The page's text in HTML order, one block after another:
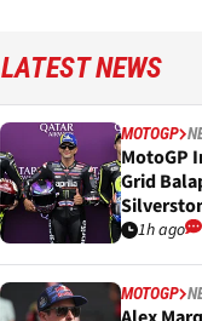
LATEST NEWS
MOTOGP
MotoGP
Grid
1h ago
MOTOGP